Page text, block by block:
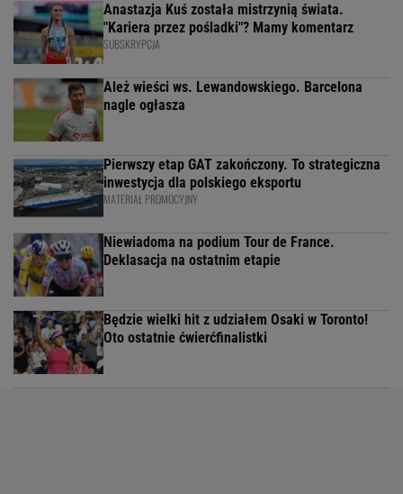
Anastazja Kuś została mistrzynią świata.
"Kariera przez pośladki"? Mamy komentarz
SUBSKRYPCJA
Ależ wieści ws. Lewandowskiego. Barcelona
nagle ogłasza
Pierwszy etap GAT zakończony. To strategiczna
inwestycja dla polskiego eksportu
MATERIAŁ PROMOCYJNY
Niewiadoma na podium Tour de France.
Deklasacja na ostatnim etapie
Będzie wielki hit z udziałem Osaki w Toronto!
Oto ostatnie ćwierćfinalistki